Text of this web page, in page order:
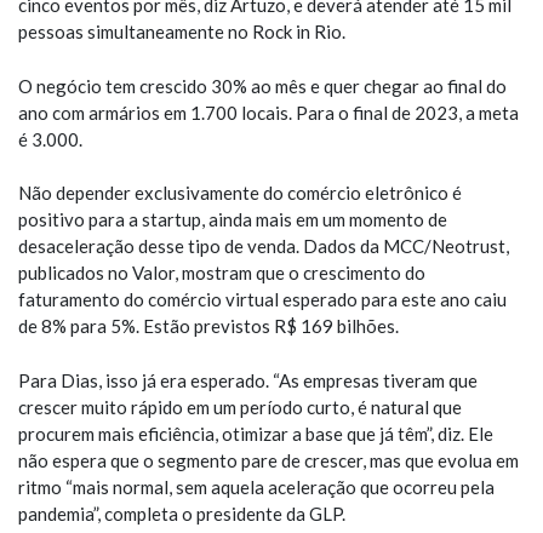
cinco eventos por mês, diz Artuzo, e deverá atender até 15 mil
pessoas simultaneamente no Rock in Rio.
O negócio tem crescido 30% ao mês e quer chegar ao final do
ano com armários em 1.700 locais. Para o final de 2023, a meta
é 3.000.
Não depender exclusivamente do comércio eletrônico é
positivo para a startup, ainda mais em um momento de
desaceleração desse tipo de venda. Dados da MCC/Neotrust,
publicados no Valor, mostram que o crescimento do
faturamento do comércio virtual esperado para este ano caiu
de 8% para 5%. Estão previstos R$ 169 bilhões.
Para Dias, isso já era esperado. “As empresas tiveram que
crescer muito rápido em um período curto, é natural que
procurem mais eficiência, otimizar a base que já têm”, diz. Ele
não espera que o segmento pare de crescer, mas que evolua em
ritmo “mais normal, sem aquela aceleração que ocorreu pela
pandemia”, completa o presidente da GLP.